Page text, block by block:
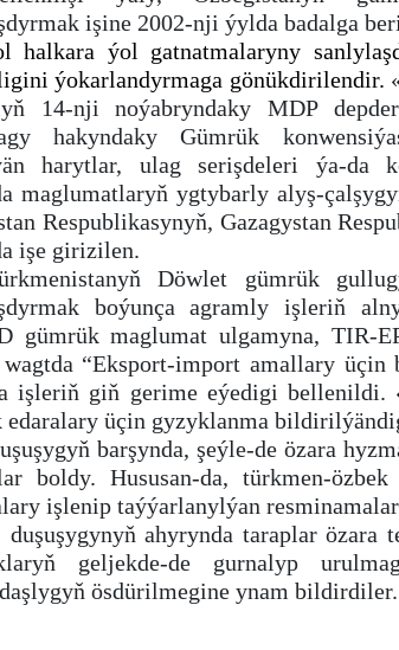
işine 2002-nji ýylda badalga
halkara ýol gatnatmalaryny
ýokarlandyrmaga gönükdirilendir.
14-nji noýabryndaky MDP
hakyndaky Gümrük
harytlar, ulag serişdeleri ýa-da
maglumatlaryň ygtybarly alyş-
Respublikasynyň, Gazagystan
işe girizilen.
Döwlet gümrük
boýunça agramly işleriň
gümrük maglumat ulgamyna, TIR-
“Eksport-import amallary üçin
işleriň giň gerime eýedigi bellenildi.
edaralary üçin gyzyklanma
barşynda, şeýle-de özara
boldy. Hususan-da, türkmen-
işlenip taýýarlanylýan
duşuşygynyň ahyrynda taraplar
geljekde-de gurnalyp
ösdürilmegine ynam bildirdiler.